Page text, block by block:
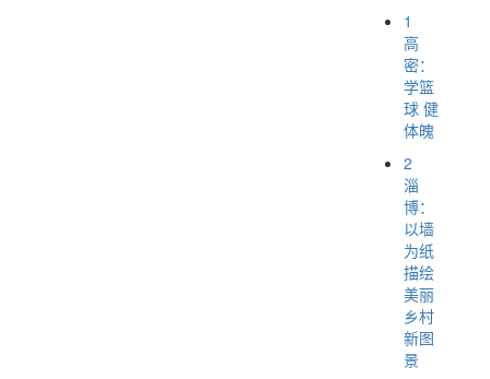
1
高
密：
学篮
球 健
体魄
2
淄
博：
以墙
为纸
描绘
美丽
乡村
新图
景